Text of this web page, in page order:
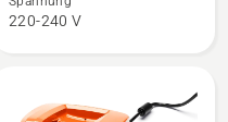
18-220-240 V